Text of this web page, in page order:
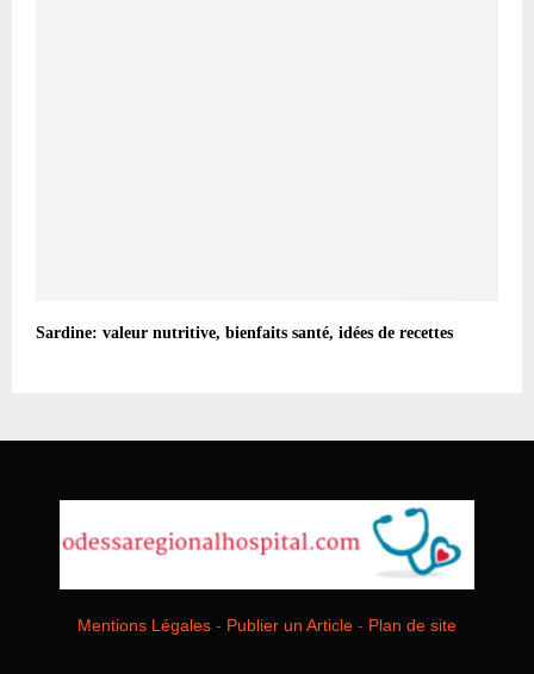
Sardine: valeur nutritive, bienfaits santé, idées de recettes
Mentions Légales - Publier un Article - Plan de site